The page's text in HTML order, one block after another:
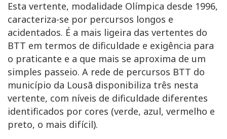
Esta vertente, modalidade Olímpica desde 1996,
caracteriza-se por percursos longos e
acidentados. É a mais ligeira das vertentes do
BTT em termos de dificuldade e exigência para
o praticante e a que mais se aproxima de um
simples passeio. A rede de percursos BTT do
município da Lousã disponibiliza três nesta
vertente, com níveis de dificuldade diferentes
identificados por cores (verde, azul, vermelho e
preto, o mais difícil).